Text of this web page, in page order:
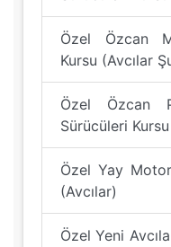
Özel Özcan
Kursu (Avcılar
Özel Özcan
Sürücüleri
Özel Yay
(Avcılar)
Özel Yeni